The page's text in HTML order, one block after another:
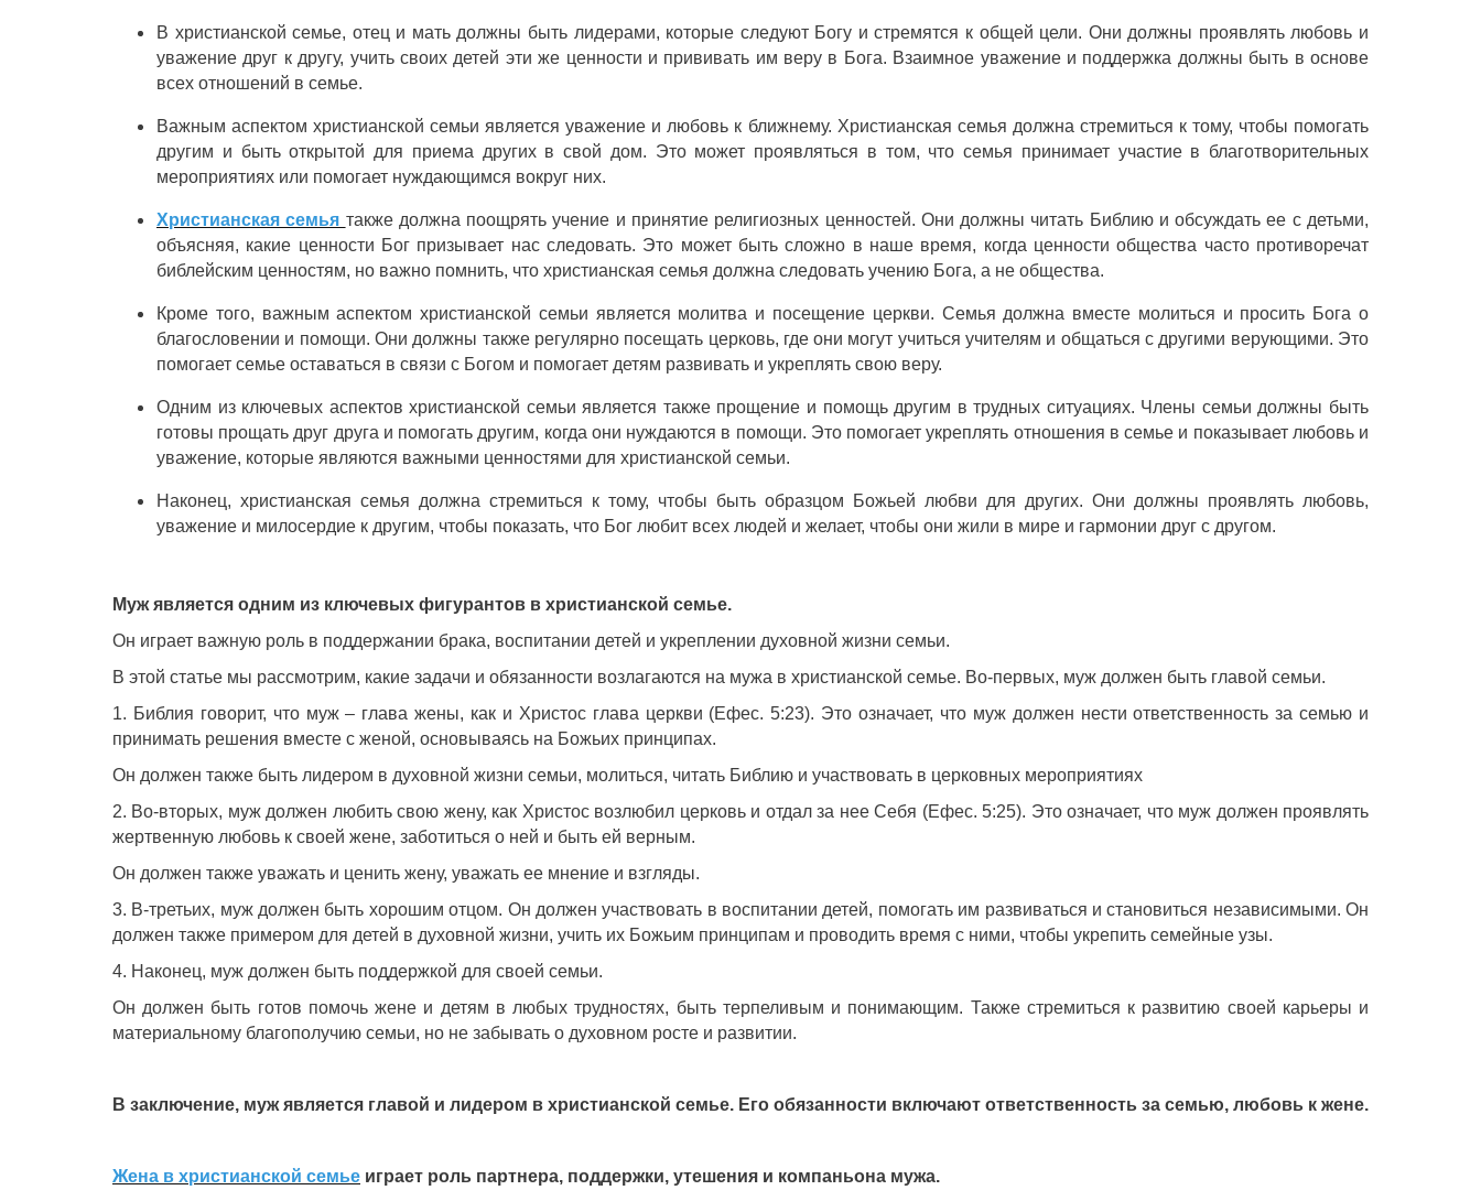
В христианской семье, отец и мать должны быть лидерами, которые следуют Богу и стремятся к общей цели. Они должны проявлять любовь и
уважение друг к другу, учить своих детей эти же ценности и прививать им веру в Бога. Взаимное уважение и поддержка должны быть в основе
всех отношений в семье.
Важным аспектом христианской семьи является уважение и любовь к ближнему. Христианская семья должна стремиться к тому, чтобы помогать
другим и быть открытой для приема других в свой дом. Это может проявляться в том, что семья принимает участие в благотворительных
мероприятиях или помогает нуждающимся вокруг них.
Христианская семья также должна поощрять учение и принятие религиозных ценностей. Они должны читать Библию и обсуждать ее с детьми,
объясняя, какие ценности Бог призывает нас следовать. Это может быть сложно в наше время, когда ценности общества часто противоречат
библейским ценностям, но важно помнить, что христианская семья должна следовать учению Бога, а не общества.
Кроме того, важным аспектом христианской семьи является молитва и посещение церкви. Семья должна вместе молиться и просить Бога о
благословении и помощи. Они должны также регулярно посещать церковь, где они могут учиться учителям и общаться с другими верующими. Это
помогает семье оставаться в связи с Богом и помогает детям развивать и укреплять свою веру.
Одним из ключевых аспектов христианской семьи является также прощение и помощь другим в трудных ситуациях. Члены семьи должны быть
готовы прощать друг друга и помогать другим, когда они нуждаются в помощи. Это помогает укреплять отношения в семье и показывает любовь и
уважение, которые являются важными ценностями для христианской семьи.
Наконец, христианская семья должна стремиться к тому, чтобы быть образцом Божьей любви для других. Они должны проявлять любовь,
уважение и милосердие к другим, чтобы показать, что Бог любит всех людей и желает, чтобы они жили в мире и гармонии друг с другом.
Муж является одним из ключевых фигурантов в христианской семье.
Он играет важную роль в поддержании брака, воспитании детей и укреплении духовной жизни семьи.
В этой статье мы рассмотрим, какие задачи и обязанности возлагаются на мужа в христианской семье. Во-первых, муж должен быть главой семьи.
1. Библия говорит, что муж – глава жены, как и Христос глава церкви (Ефес. 5:23). Это означает, что муж должен нести ответственность за семью и
принимать решения вместе с женой, основываясь на Божьих принципах.
Он должен также быть лидером в духовной жизни семьи, молиться, читать Библию и участвовать в церковных мероприятиях
2. Во-вторых, муж должен любить свою жену, как Христос возлюбил церковь и отдал за нее Себя (Ефес. 5:25). Это означает, что муж должен проявлять
жертвенную любовь к своей жене, заботиться о ней и быть ей верным.
Он должен также уважать и ценить жену, уважать ее мнение и взгляды.
3. В-третьих, муж должен быть хорошим отцом. Он должен участвовать в воспитании детей, помогать им развиваться и становиться независимыми. Он
должен также примером для детей в духовной жизни, учить их Божьим принципам и проводить время с ними, чтобы укрепить семейные узы.
4. Наконец, муж должен быть поддержкой для своей семьи.
Он должен быть готов помочь жене и детям в любых трудностях, быть терпеливым и понимающим. Также стремиться к развитию своей карьеры и
материальному благополучию семьи, но не забывать о духовном росте и развитии.
В заключение, муж является главой и лидером в христианской семье. Его обязанности включают ответственность за семью, любовь к жене.
Жена в христианской семье играет роль партнера, поддержки, утешения и компаньона мужа.